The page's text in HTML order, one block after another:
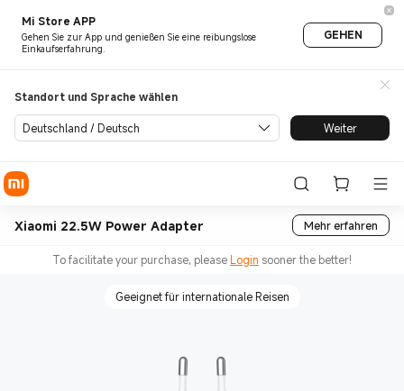
Mi Store APP
Gehen Sie zur App und genießen Sie eine reibungslose
Einkaufserfahrung.
GEHEN
Standort und Sprache wählen
Deutschland / Deutsch Weiter
Xiaomi 22.5W Power Adapter Mehr erfahren
To facilitate your purchase, pleaseLogin sooner the better!
Geeignet für internationale Reisen